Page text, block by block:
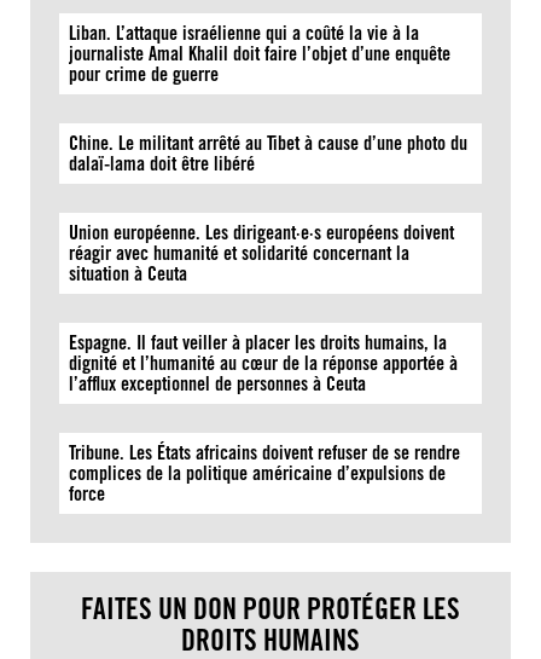
Liban. L’attaque israélienne qui a coûté la vie à la
journaliste Amal Khalil doit faire l’objet d’une enquête
pour crime de guerre
Chine. Le militant arrêté au Tibet à cause d’une photo du
dalaï-lama doit être libéré
Union européenne. Les dirigeant·e·s européens doivent
réagir avec humanité et solidarité concernant la
situation à Ceuta
Espagne. Il faut veiller à placer les droits humains, la
dignité et l’humanité au cœur de la réponse apportée à
l’afflux exceptionnel de personnes à Ceuta
Tribune. Les États africains doivent refuser de se rendre
complices de la politique américaine d’expulsions de
force
FAITES UN DON POUR PROTÉGER LES
DROITS HUMAINS